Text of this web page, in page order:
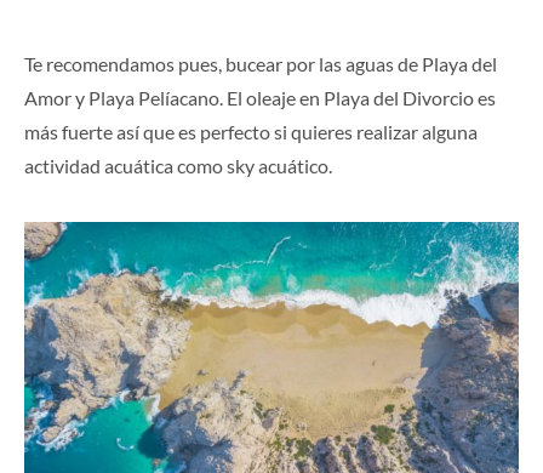
Te recomendamos pues, bucear por las aguas de Playa del
Amor y Playa Pelíacano. El oleaje en Playa del Divorcio es
más fuerte así que es perfecto si quieres realizar alguna
actividad acuática como sky acuático.